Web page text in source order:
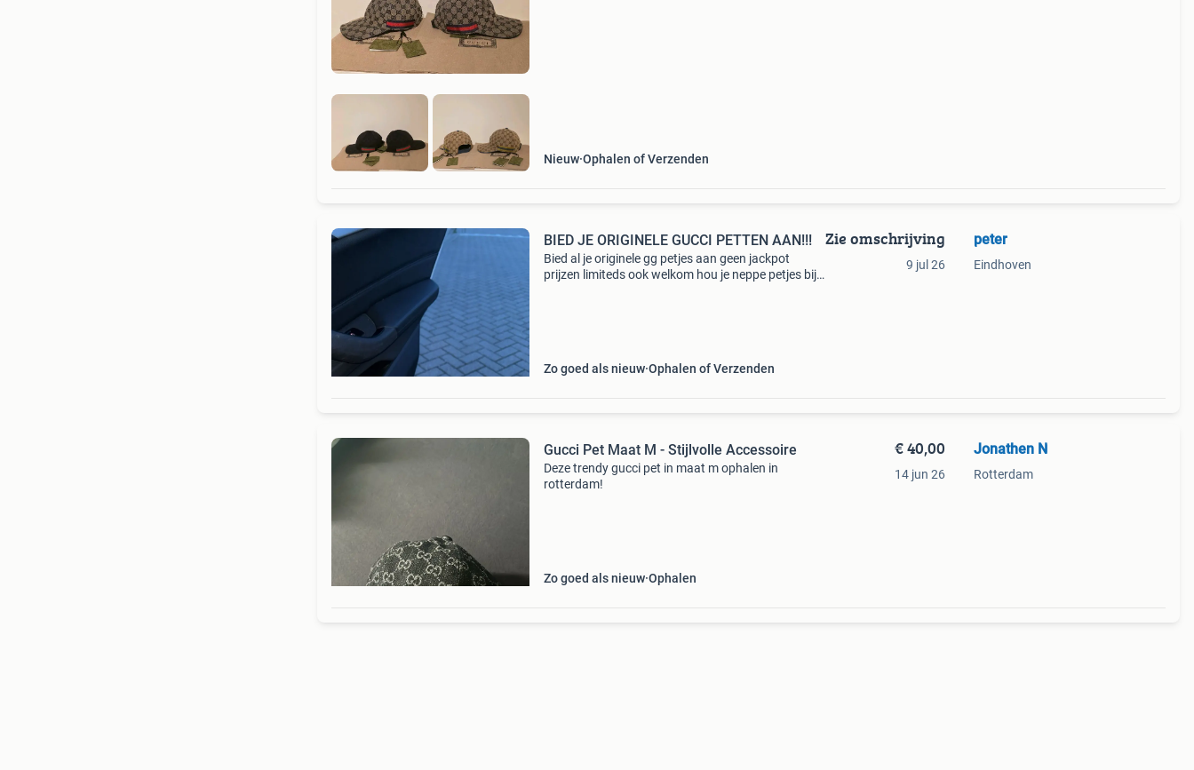
Nieuw Ophalen of Verzenden
BIED JE ORIGINELE GUCCI PETTEN AAN!!!
Bied al je originele gg petjes aan geen jackpot
prijzen limiteds ook welkom hou je neppe petjes bij
Zo goed als nieuw Ophalen of Verzenden
Zie omschrijving
9 jul 26
peter
Eindhoven
Gucci Pet Maat M - Stijlvolle Accessoire
Deze trendy gucci pet in maat m ophalen in
rotterdam!
Zo goed als nieuw Ophalen
€ 40,00
14 jun 26
Jonathen N
Rotterdam